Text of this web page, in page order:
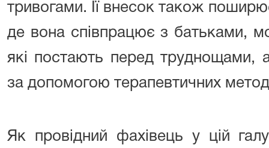
тривогами. Її внесок також
де вона співпрацює з батьками,
які постають перед труднощами,
за допомогою терапевтичних
Як провідний фахівець у цій